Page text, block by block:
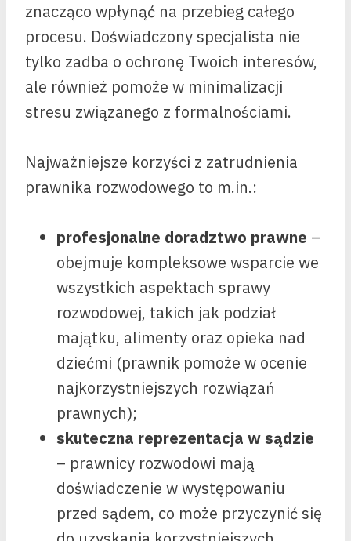
znacząco wpłynąć na przebieg całego
procesu. Doświadczony specjalista nie
tylko zadba o ochronę Twoich interesów,
ale również pomoże w minimalizacji
stresu związanego z formalnościami.
Najważniejsze korzyści z zatrudnienia
prawnika rozwodowego to m.in.:
profesjonalne doradztwo prawne –
obejmuje kompleksowe wsparcie we
wszystkich aspektach sprawy
rozwodowej, takich jak podział
majątku, alimenty oraz opieka nad
dziećmi (prawnik pomoże w ocenie
najkorzystniejszych rozwiązań
prawnych);
skuteczna reprezentacja w sądzie
– prawnicy rozwodowi mają
doświadczenie w występowaniu
przed sądem, co może przyczynić się